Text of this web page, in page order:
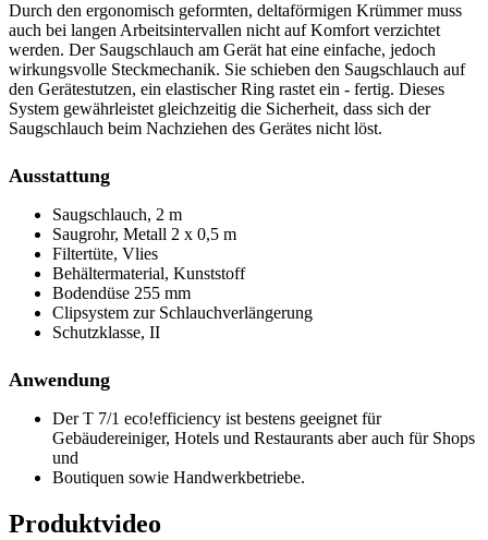
Durch den ergonomisch geformten, deltaförmigen Krümmer muss
auch bei langen Arbeitsintervallen nicht auf Komfort verzichtet
werden. Der Saugschlauch am Gerät hat eine einfache, jedoch
wirkungsvolle Steckmechanik. Sie schieben den Saugschlauch auf
den Gerätestutzen, ein elastischer Ring rastet ein - fertig. Dieses
System gewährleistet gleichzeitig die Sicherheit, dass sich der
Saugschlauch beim Nachziehen des Gerätes nicht löst.
Ausstattung
Saugschlauch, 2 m
Saugrohr, Metall 2 x 0,5 m
Filtertüte, Vlies
Behältermaterial, Kunststoff
Bodendüse 255 mm
Clipsystem zur Schlauchverlängerung
Schutzklasse, II
Anwendung
Der T 7/1 eco!efficiency ist bestens geeignet für
Gebäudereiniger, Hotels und Restaurants aber auch für Shops
und
Boutiquen sowie Handwerkbetriebe.
Produktvideo